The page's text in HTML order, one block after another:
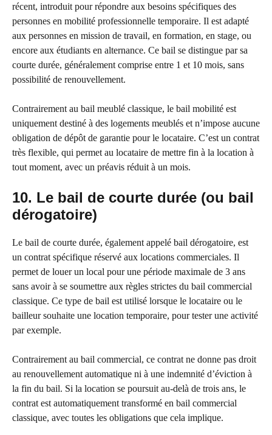
récent, introduit pour répondre aux besoins spécifiques des
personnes en mobilité professionnelle temporaire. Il est adapté
aux personnes en mission de travail, en formation, en stage, ou
encore aux étudiants en alternance. Ce bail se distingue par sa
courte durée, généralement comprise entre 1 et 10 mois, sans
possibilité de renouvellement.
Contrairement au bail meublé classique, le bail mobilité est
uniquement destiné à des logements meublés et n’impose aucune
obligation de dépôt de garantie pour le locataire. C’est un contrat
très flexible, qui permet au locataire de mettre fin à la location à
tout moment, avec un préavis réduit à un mois.
10. Le bail de courte durée (ou bail
dérogatoire)
Le bail de courte durée, également appelé bail dérogatoire, est
un contrat spécifique réservé aux locations commerciales. Il
permet de louer un local pour une période maximale de 3 ans
sans avoir à se soumettre aux règles strictes du bail commercial
classique. Ce type de bail est utilisé lorsque le locataire ou le
bailleur souhaite une location temporaire, pour tester une activité
par exemple.
Contrairement au bail commercial, ce contrat ne donne pas droit
au renouvellement automatique ni à une indemnité d’éviction à
la fin du bail. Si la location se poursuit au-delà de trois ans, le
contrat est automatiquement transformé en bail commercial
classique, avec toutes les obligations que cela implique.